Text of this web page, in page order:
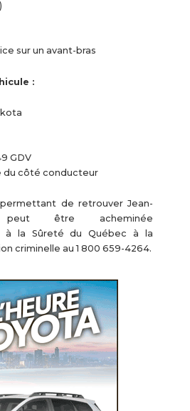
sur un avant-bras
:
GDV
du côté conducteur
de retrouver Jean-
être acheminée
à la Sûreté du Québec à la
criminelle au 1 800 659-4264.